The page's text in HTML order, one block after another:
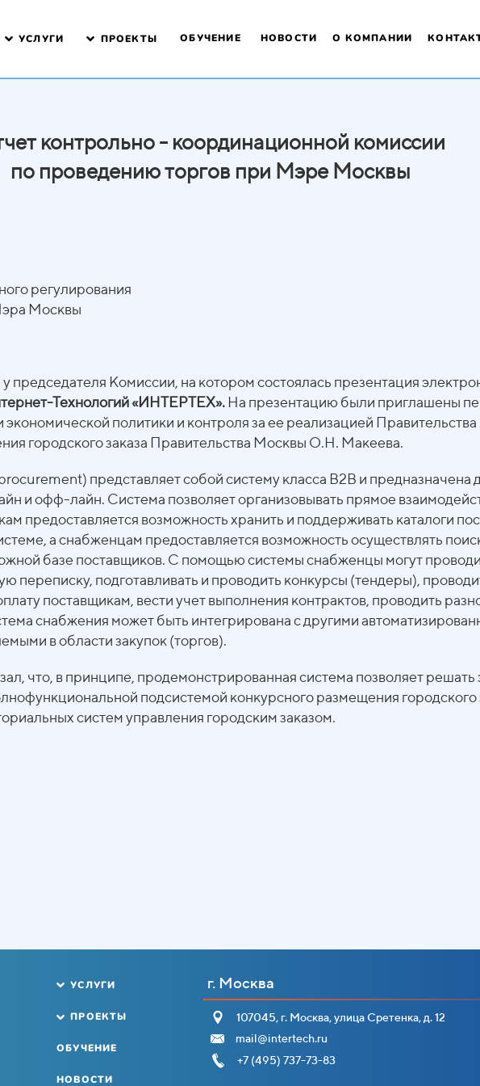
УСЛУГИ ПРОЕКТЫ ОБУЧЕНИЕ НОВОСТИ О КОМПАНИИ
контрольно - координационной комиссии
по проведению торгов при Мэре Москвы
регулирования
Москвы
Комиссии, на котором состоялась презентация
Технологий «ИНТЕРТЕХ». На презентацию были приглашены
политики и контроля за ее реализацией
городского заказа Правительства Москвы О.Н. Макеева.
представляет собой систему класса В2В и
и офф-лайн. Система позволяет организовывать прямое
предоставляется возможность хранить и поддерживать каталоги
а снабженцам предоставляется возможность осуществлять
базе поставщиков. С помощью системы снабженцы могут
переписку, подготавливать и проводить конкурсы (тендеры),
поставщикам, вести учет выполнения контрактов, проводить
снабжения может быть интегрирована с другими
в области закупок (торгов).
что, в принципе, продемонстрированная система позволяет решать
подсистемой конкурсного размещения городского
систем управления городским заказом.
УСЛУГИ
ПРОЕКТЫ
ОБУЧЕНИЕ
НОВОСТИ
г. Москва
107045, г. Москва, улица Сретенка, д. 12
mail@intertech.ru
+7 (495) 737-73-83